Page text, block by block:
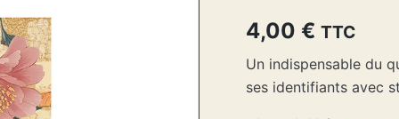
4,00€ TTC
Un indispensable du
ses identifiants avec
passe
-
Kimono